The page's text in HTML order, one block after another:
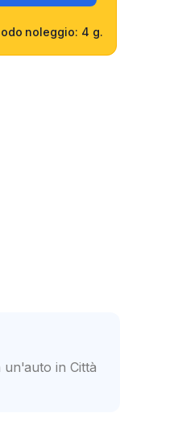
noleggio: 4 g.
un'auto in Città